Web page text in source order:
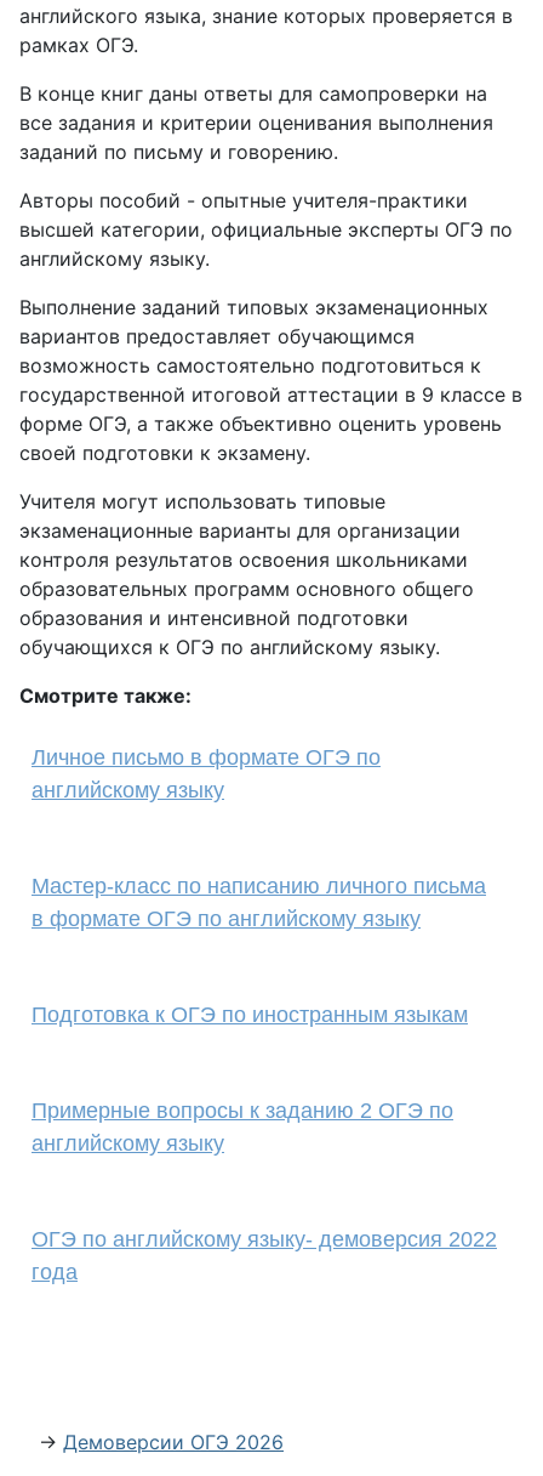
английского языка, знание которых проверяется в
рамках ОГЭ.
В конце книг даны ответы для самопроверки на
все задания и критерии оценивания выполнения
заданий по письму и говорению.
Авторы пособий - опытные учителя-практики
высшей категории, официальные эксперты ОГЭ по
английскому языку.
Выполнение заданий типовых экзаменационных
вариантов предоставляет обучающимся
возможность самостоятельно подготовиться к
государственной итоговой аттестации в 9 классе в
форме ОГЭ, а также объективно оценить уровень
своей подготовки к экзамену.
Учителя могут использовать типовые
экзаменационные варианты для организации
контроля результатов освоения школьниками
образовательных программ основного общего
образования и интенсивной подготовки
обучающихся к ОГЭ по английскому языку.
Смотрите также:
Личное письмо в формате ОГЭ по
английскому языку
Мастер-класс по написанию личного письма
в формате ОГЭ по английскому языку
Подготовка к ОГЭ по иностранным языкам
Примерные вопросы к заданию 2 ОГЭ по
английскому языку
ОГЭ по английскому языку- демоверсия 2022
года
→ Демоверсии ОГЭ 2026